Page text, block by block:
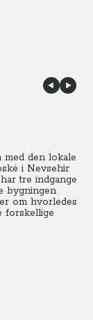
med den lokale
i Nevsehir
tre indgange
bygningen
om hvorledes
forskellige